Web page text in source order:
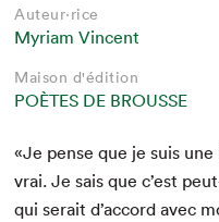
Auteur·rice
Myriam Vincent
Maison d'édition
POÈTES DE BROUSSE
«Je pense que je suis
vrai. Je sais que c’est
qui serait d’accord avec